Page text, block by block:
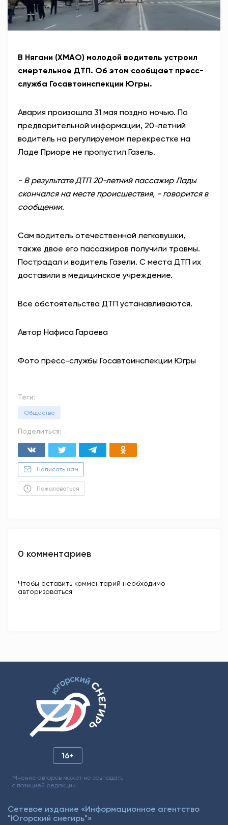
В Нягани (ХМАО) молодой водитель устроил
смертельное ДТП. Об этом сообщает пресс-
служба Госавтоинспекции Югры.
Авария произошла 31 мая поздно ночью. По
предварительной информации, 20-летний
водитель на регулируемом перекрестке на
Ладе Приоре не пропустил Газель.
- В результате ДТП 20-летний пассажир Лады
скончался на месте происшествия, - говорится в
сообщении.
Сам водитель отечественной легковушки,
также двое его пассажиров получили травмы.
Пострадал и водитель Газели. С места ДТП их
доставили в медицинское учреждение.
Все обстоятельства ДТП устанавливаются.
Автор Нафиса Гараева
Фото пресс-службы Госавтоинспекции Югры
Теги:
Общество
Поделиться:
Написать нам
Пожаловаться
0 комментариев
Чтобы оставить комментарий необходимо
авторизоваться
16+
Мнение авторов может не совпадать
с позицией редакции.
Сетевое издание «Информационное агентство
"Югорский снегирь"»